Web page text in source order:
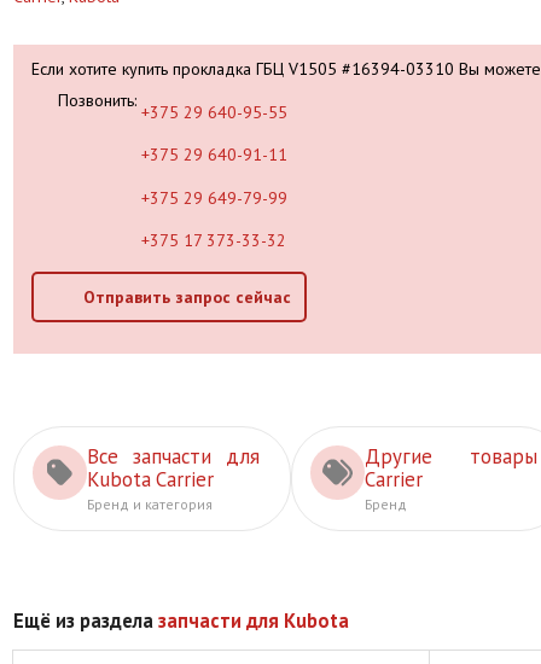
Если хотите купить прокладка ГБЦ V1505 #16394-03310 Вы
Позвонить:
+375 29 640-95-55
+375 29 640-91-11
+375 29 649-79-99
+375 17 373-33-32
Отправить запрос сейчас
Все запчасти для
Kubota Carrier
Бренд и категория
Другие товары
Carrier
Бренд
Ещё из разделазапчасти для Kubota